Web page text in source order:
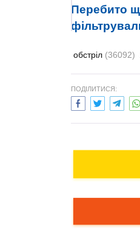
Перебито
обстріл (36092)
ПОДІЛИТИСЯ: